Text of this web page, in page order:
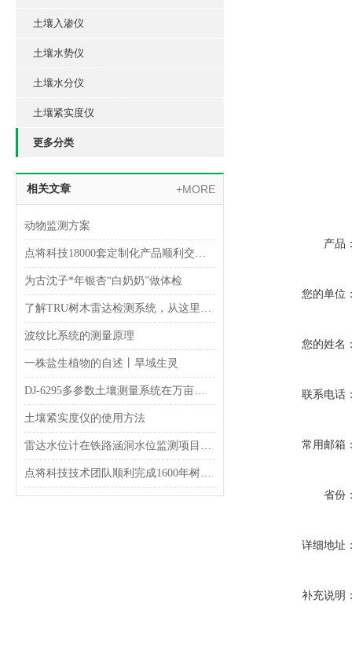
土壤入渗仪
土壤水势仪
土壤水分仪
土壤紧实度仪
更多分类
相关文章 +MORE
动物监测方案
点将科技18000套定制化产品顺利交付华东师范大学
为古沈子*年银杏“白奶奶”做体检
了解TRU树木雷达检测系统，从这里开始！
波纹比系统的测量原理
一株盐生植物的自述丨旱域生灵
DJ-6295多参数土壤测量系统在万亩人工“草海”的应用
土壤紧实度仪的使用方法
雷达水位计在铁路涵洞水位监测项目案例
点将科技技术团队顺利完成1600年树龄古樟树健康检测
产品
您的单位
您的姓名
联系电话
常用邮箱
省份
详细地址
补充说明